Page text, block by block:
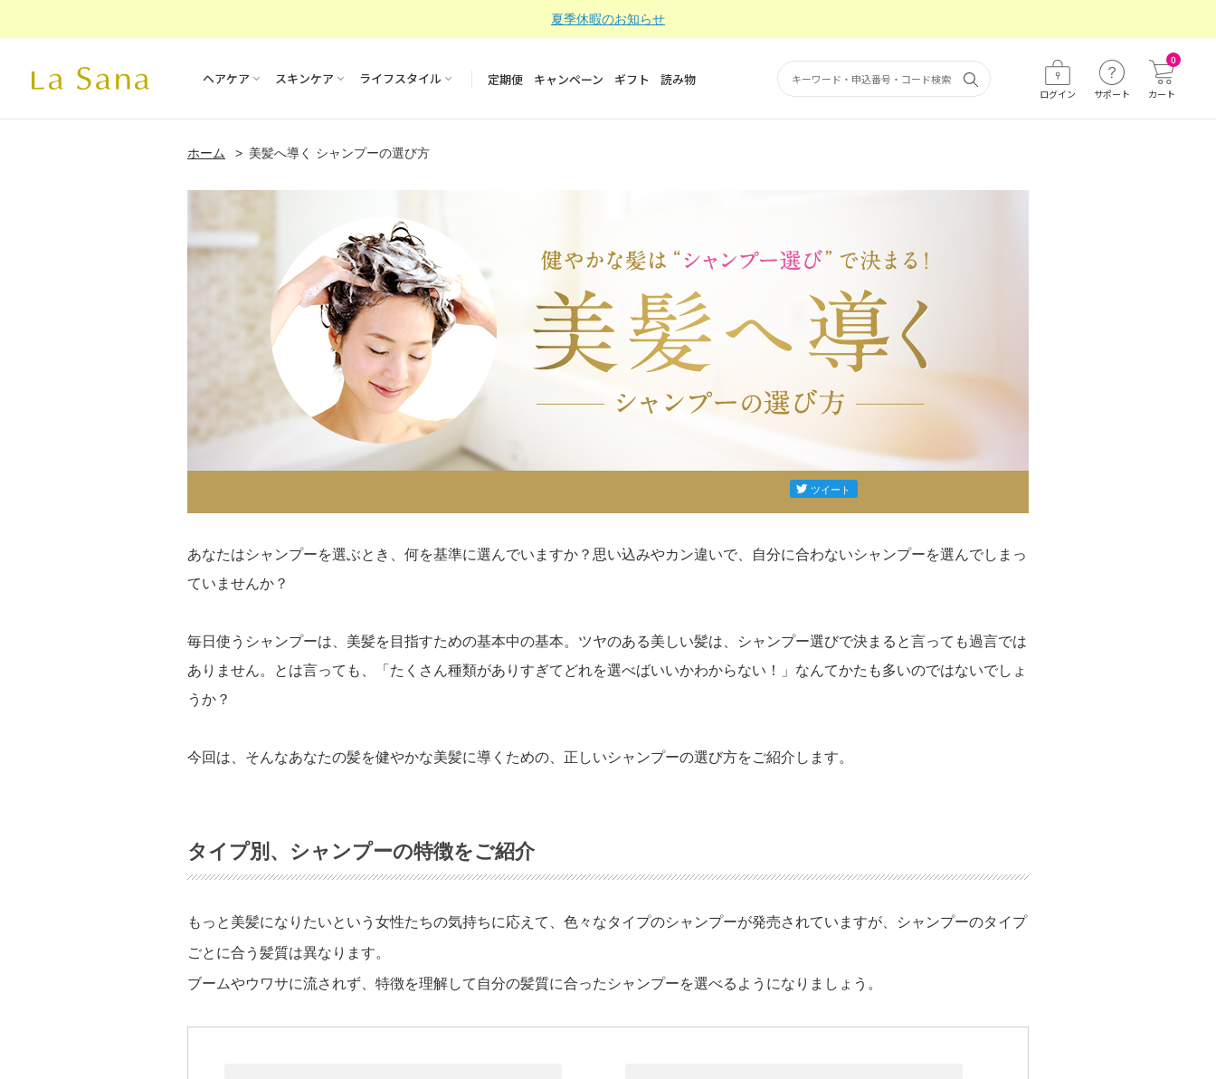
夏季休暇のお知らせ
ヘアケア スキンケア ライフスタイル 定期便 キャンペーン ギフト 読み物
ログイン サポート カート
0
ホーム 美髪へ導く シャンプーの選び方
あなたはシャンプーを選ぶとき、何を基準に選んでいますか？思い込みやカン違いで、自分に合わないシャンプーを選んでしまっ
ていませんか？
毎日使うシャンプーは、美髪を目指すための基本中の基本。ツヤのある美しい髪は、シャンプー選びで決まると言っても過言では
ありません。とは言っても、「たくさん種類がありすぎてどれを選べばいいかわからない！」なんてかたも多いのではないでしょ
うか？
今回は、そんなあなたの髪を健やかな美髪に導くための、正しいシャンプーの選び方をご紹介します。
タイプ別、シャンプーの特徴をご紹介
もっと美髪になりたいという女性たちの気持ちに応えて、色々なタイプのシャンプーが発売されていますが、シャンプーのタイプ
ごとに合う髪質は異なります。
ブームやウワサに流されず、特徴を理解して自分の髪質に合ったシャンプーを選べるようになりましょう。